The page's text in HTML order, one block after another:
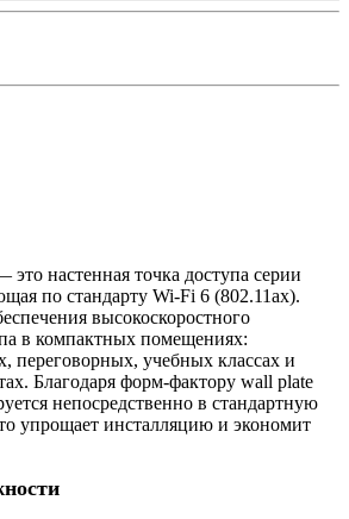
настенная точка доступа серии
по стандарту Wi-Fi 6 (802.11ax).
высокоскоростного
в компактных помещениях:
переговорных, учебных классах и
Благодаря форм-фактору wall plate
непосредственно в стандартную
упрощает инсталляцию и экономит